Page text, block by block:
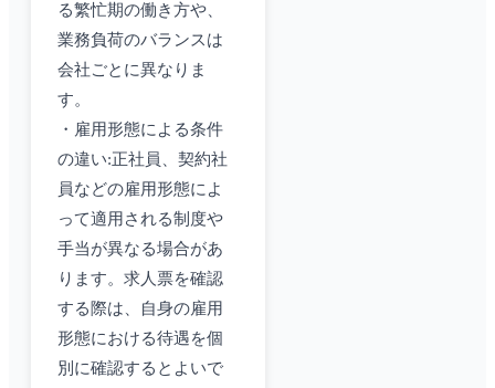
る繁忙期の働き方や、
業務負荷のバランスは
会社ごとに異なりま
す。
・雇用形態による条件
の違い:正社員、契約社
員などの雇用形態によ
って適用される制度や
手当が異なる場合があ
ります。求人票を確認
する際は、自身の雇用
形態における待遇を個
別に確認するとよいで